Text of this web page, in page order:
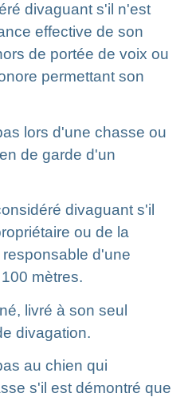
divaguant s'il n'est
effective de son
de portée de voix ou
permettant son
lors d'une chasse ou
de garde d'un
divaguant s'il
ou de la
d'une
mètres.
livré à son seul
divagation.
au chien qui
s'il est démontré que